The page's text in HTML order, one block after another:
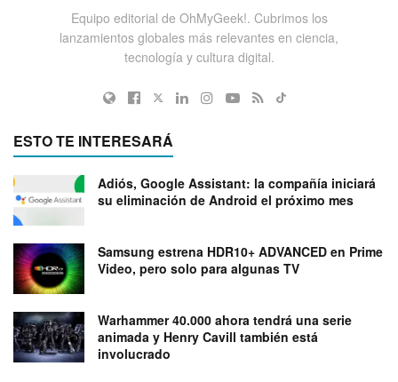
Equipo editorial de OhMyGeek!. Cubrimos los
lanzamientos globales más relevantes en ciencia,
tecnología y cultura digital.
ESTO TE INTERESARÁ
Adiós, Google Assistant: la compañía iniciará
su eliminación de Android el próximo mes
Samsung estrena HDR10+ ADVANCED en Prime
Video, pero solo para algunas TV
Warhammer 40.000 ahora tendrá una serie
animada y Henry Cavill también está
involucrado